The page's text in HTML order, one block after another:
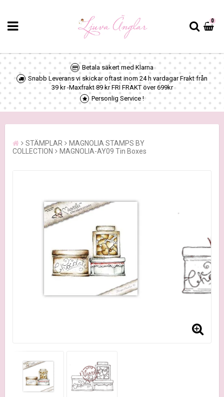
0
Betala säkert med Klarna
Snabb Leverans vi skickar oftast inom 24 h vardagar Frakt från
39 kr -Maxfrakt 89 kr FRI FRAKT över 699kr
Personlig Service !
STÄMPLAR
MAGNOLIA STAMPS BY
COLLECTION
MAGNOLIA-AY09 Tin Boxes